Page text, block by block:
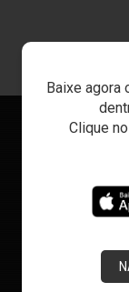
Baixe agora
Clique